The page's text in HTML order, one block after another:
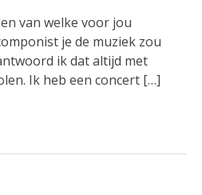
van welke voor jou
je de muziek zou
ik dat altijd met
Ik heb een concert […]